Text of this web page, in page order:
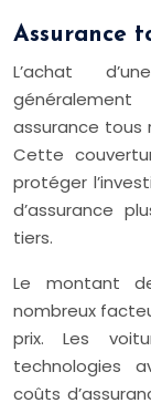
Assurance
L’achat
assurance tous
Cette
protéger
d’assurance
tiers.
Le montant
nombreux
prix. Les
technologies
coûts